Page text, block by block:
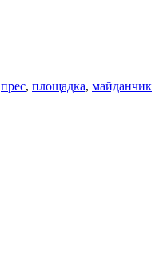
прес, площадка, майданчик